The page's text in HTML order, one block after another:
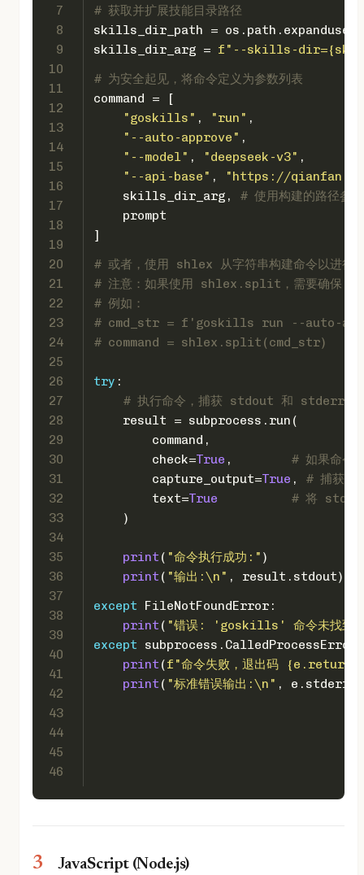
7
8
9
10
11
12
13
14
15
16
17
18
19
20
21
22
23
24
25
26
27
28
29
30
31
32
33
34
35
36
37
38
39
40
41
42
43
44
45
46
# 获取并扩展技能目录路径
skills_dir_path = os.path.expanduser(
skills_dir_arg = f"--skills-dir=
# 为安全起见，将命令定义为参数列表
command = [
"goskills" , "run" ,
"--auto-approve" ,
"--model" , "deepseek-v3" ,
"--api-base" ,
"https://
    skills_dir_arg,
# 使用构建的路径参数
    prompt
]
# 或者，使用 shlex 从字符串构建命令以进行
# 注意：如果使用 shlex.split，需要确保
# 例如：
# cmd_str = f'goskills run --auto-
# command = shlex.split(cmd_str)
try :
# 执行命令，捕获 stdout 和 stderr
    result = subprocess.run(
        command,
        check=
True , # 如果命令
        capture_output=
True , # 捕获
        text=
True
# 将
    )
print ( "命令执行成功:" )
print ( "输出:\n" , result.stdout)
except FileNotFoundError:
print ( "错误: 'goskills' 命令未找到。
except subprocess.CalledProcessError
print (f"命令失败，退出码
print ( "标准错误输出:\n" , e.stderr)
JavaScript (Node.js)